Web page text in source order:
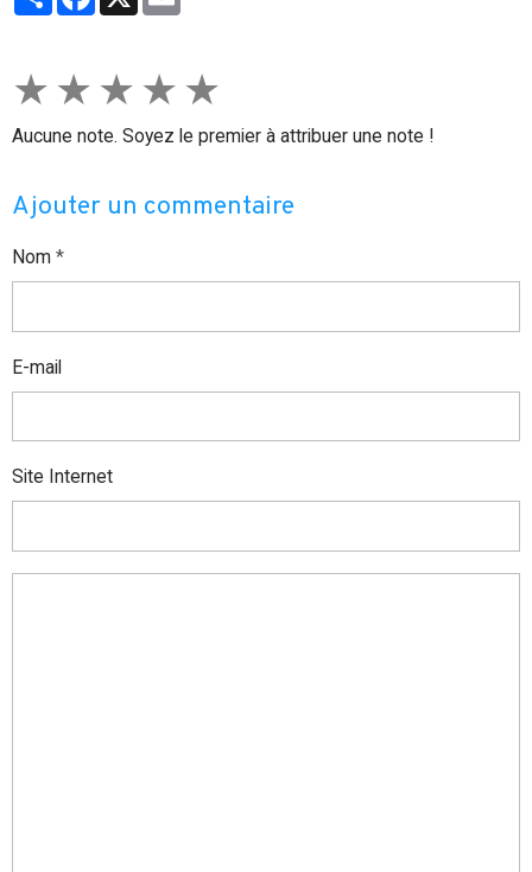
★ ★ ★ ★ ★
Aucune note. Soyez le premier à attribuer une note !
Ajouter un commentaire
Nom
E-mail
Site Internet